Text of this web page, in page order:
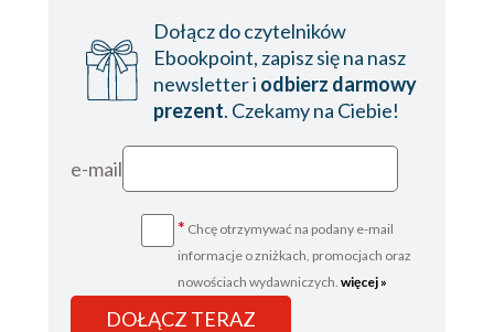
Dołącz do czytelników
Ebookpoint, zapisz się na nasz
newsletter i odbierz darmowy
prezent. Czekamy na Ciebie!
e-mail
* Chcę otrzymywać na podany e-mail
informacje o zniżkach, promocjach oraz
nowościach wydawniczych. więcej »
DOŁĄCZ TERAZ